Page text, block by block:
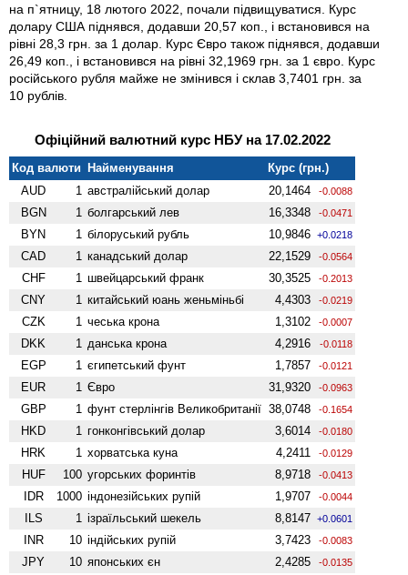
на п`ятницу, 18 лютого 2022, почали підвищуватися. Курс
долару США піднявся, додавши 20,57 коп., і встановився на
рівні 28,3 грн. за 1 долар. Курс Євро також піднявся, додавши
26,49 коп., і встановився на рівні 32,1969 грн. за 1 євро. Курс
російського рубля майже не змінився і склав 3,7401 грн. за
10 рублів.
Офіційний валютний курс НБУ на 17.02.2022
Код валюти Найменування
Курс (грн.)
AUD
1 австралійський долар 20,1464 -0.0088
BGN 1 болгарський лев 16,3348 -0.0471
BYN 1 білоруський рубль 10,9846 +0.0218
CAD 1 канадський долар 22,1529 -0.0564
CHF 1 швейцарський франк 30,3525 -0.2013
CNY 1 китайський юань женьмiньбi 4,4303 -0.0219
CZK 1 чеська крона 1,3102 -0.0007
DKK 1 данська крона 4,2916 -0.0118
EGP 1 єгипетський фунт 1,7857 -0.0121
EUR 1 Євро 31,9320 -0.0963
GBP 1 фунт стерлінгів Велико­британії 38,0748 -0.1654
HKD 1 гонконгівський долар 3,6014 -0.0180
HRK 1 хорватська куна 4,2411 -0.0129
HUF 100 угорських форинтів 8,9718 -0.0413
IDR 1000 індонезійських рупій 1,9707 -0.0044
ILS 1 ізраїльський шекель 8,8147 +0.0601
INR 10 індійських рупій 3,7423 -0.0083
JPY 10 японських єн 2,4285 -0.0135